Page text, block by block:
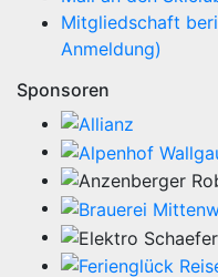
Mitgliedschaft
Anmeldung)
Sponsoren